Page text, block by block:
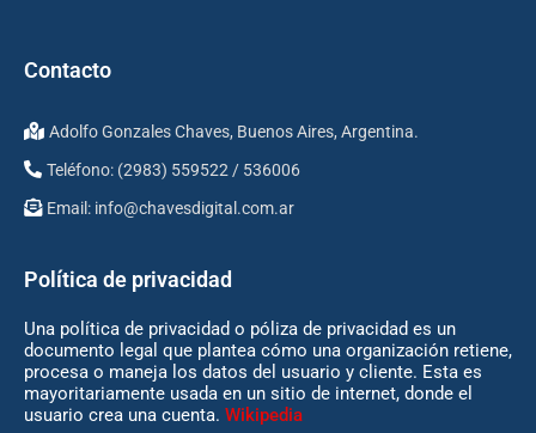
Contacto
Adolfo Gonzales Chaves, Buenos Aires, Argentina.
Teléfono: (2983) 559522 / 536006
Email: info@chavesdigital.com.ar
Política de privacidad
Una política de privacidad o póliza de privacidad es un
documento legal que plantea cómo una organización retiene,
procesa o maneja los datos del usuario y cliente. Esta es
mayoritariamente usada en un sitio de internet, donde el
usuario crea una cuenta. Wikipedia